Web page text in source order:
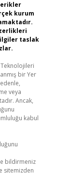
kurum
taslak
Teknolojileri
bir Yer
veya
Ancak,
kabul
bildirmeniz
sitemizden